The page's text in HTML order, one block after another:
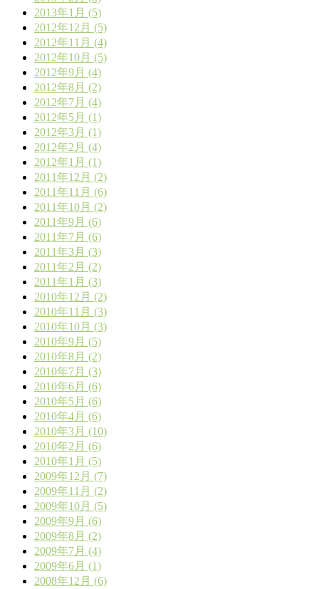
2013年1月 (5)
2012年12月 (5)
2012年11月 (4)
2012年10月 (5)
2012年9月 (4)
2012年8月 (2)
2012年7月 (4)
2012年5月 (1)
2012年3月 (1)
2012年2月 (4)
2012年1月 (1)
2011年12月 (2)
2011年11月 (6)
2011年10月 (2)
2011年9月 (6)
2011年7月 (6)
2011年3月 (3)
2011年2月 (2)
2011年1月 (3)
2010年12月 (2)
2010年11月 (3)
2010年10月 (3)
2010年9月 (5)
2010年8月 (2)
2010年7月 (3)
2010年6月 (6)
2010年5月 (6)
2010年4月 (6)
2010年3月 (10)
2010年2月 (6)
2010年1月 (5)
2009年12月 (7)
2009年11月 (2)
2009年10月 (5)
2009年9月 (6)
2009年8月 (2)
2009年7月 (4)
2009年6月 (1)
2008年12月 (6)